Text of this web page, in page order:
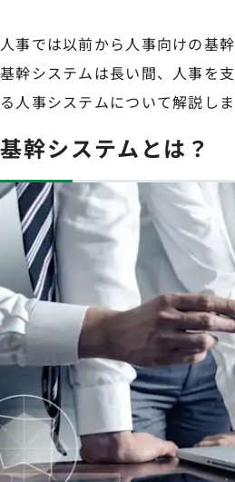
人事では以前から人事向けの基
基幹システムは長い間、人事を
る人事システムについて解説しま
基幹システムとは？